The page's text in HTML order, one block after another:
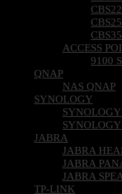
ACCESS
9100
QNAP
NAS QNAP
SYNOLOGY
JABRA
JABRA
JABRA
JABRA
TP-LINK